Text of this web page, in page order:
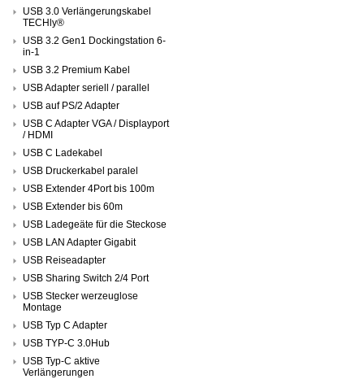
USB 3.0 Verlängerungskabel
TECHly®
USB 3.2 Gen1 Dockingstation 6-
in-1
USB 3.2 Premium Kabel
USB Adapter seriell / parallel
USB auf PS/2 Adapter
USB C Adapter VGA / Displayport
/ HDMI
USB C Ladekabel
USB Druckerkabel paralel
USB Extender 4Port bis 100m
USB Extender bis 60m
USB Ladegeäte für die Steckose
USB LAN Adapter Gigabit
USB Reiseadapter
USB Sharing Switch 2/4 Port
USB Stecker werzeuglose
Montage
USB Typ C Adapter
USB TYP-C 3.0Hub
USB Typ-C aktive
Verlängerungen